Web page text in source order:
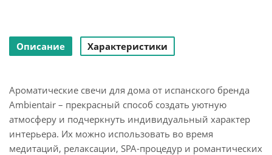
Описание Характеристики
Ароматические свечи для дома от испанского бренда
Ambientair – прекрасный способ создать уютную
атмосферу и подчеркнуть индивидуальный характер
интерьера. Их можно использовать во время
медитаций, релаксации, SPA-процедур и романтических